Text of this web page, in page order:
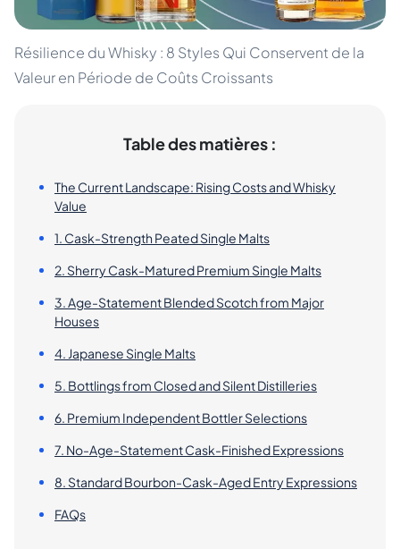
Résilience du Whisky : 8 Styles Qui Conservent de la
Valeur en Période de Coûts Croissants
Table des matières :
The Current Landscape: Rising Costs and Whisky
Value
1. Cask-Strength Peated Single Malts
2. Sherry Cask-Matured Premium Single Malts
3. Age-Statement Blended Scotch from Major
Houses
4. Japanese Single Malts
5. Bottlings from Closed and Silent Distilleries
6. Premium Independent Bottler Selections
7. No-Age-Statement Cask-Finished Expressions
8. Standard Bourbon-Cask-Aged Entry Expressions
FAQs